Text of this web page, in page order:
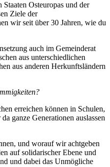
Osteuropas und der
Ziele der
wir seit über 30 Jahren, wie du
auch im Gemeinderat
aus unterschiedlichen
aus anderen Herkunftsländern
erreichen können in Schulen,
ganze Generationen auslassen
und worauf wir achtgeben
auf solidarischer Ebene und
und dabei das Unmögliche